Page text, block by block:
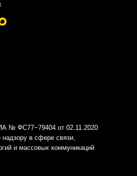
№ ФС77−79404 от 02.11.2020
в сфере связи,
и массовых коммуникаций